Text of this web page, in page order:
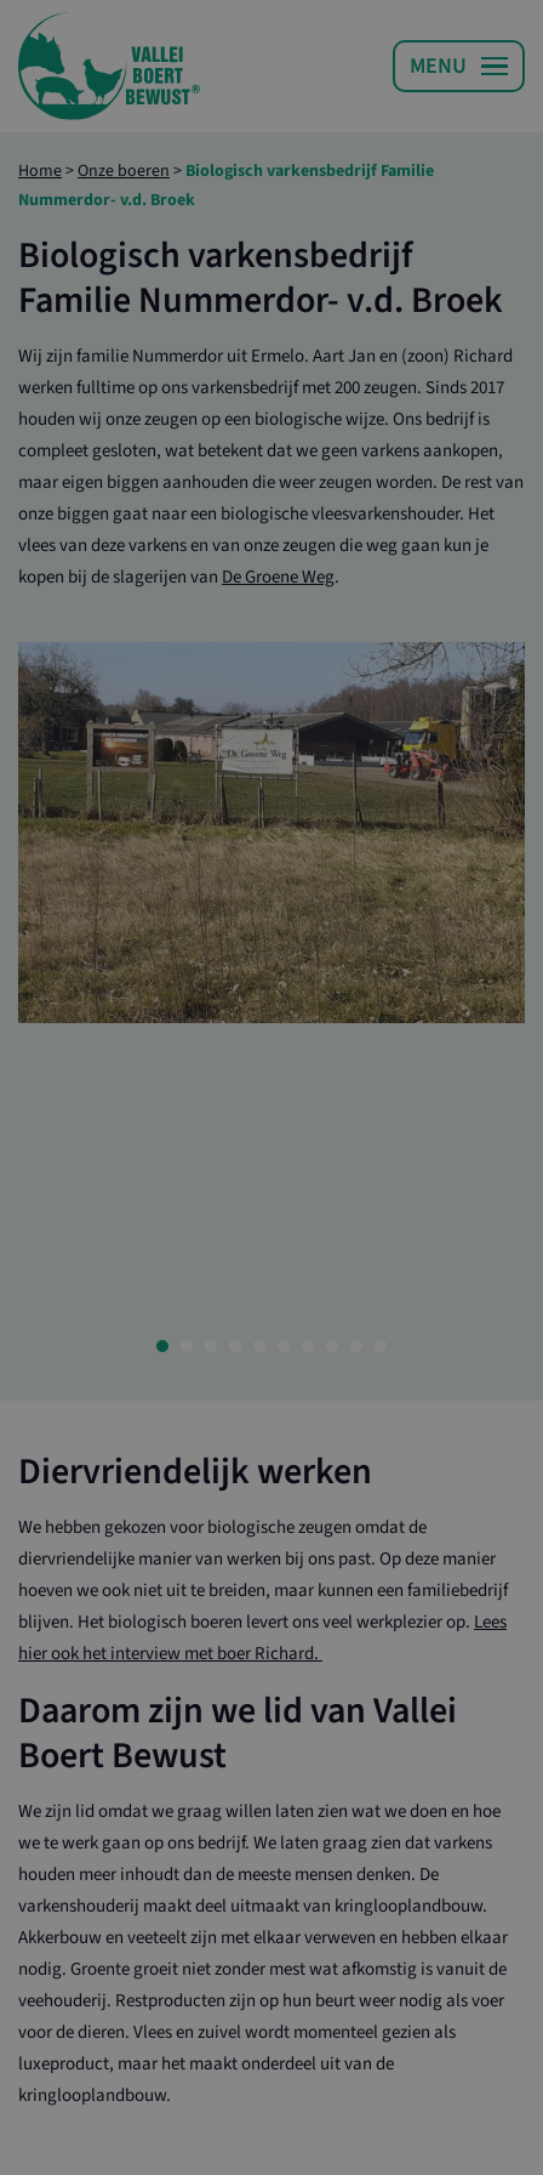
Home>Onze boeren> Biologisch varkensbedrijf Familie
Nummerdor- v.d. Broek
Biologisch varkensbedrijf
Familie Nummerdor- v.d. Broek
Wij zijn familie Nummerdor uit Ermelo. Aart Jan en (zoon) Richard
werken fulltime op ons varkensbedrijf met 200 zeugen. Sinds 2017
houden wij onze zeugen op een biologische wijze. Ons bedrijf is
compleet gesloten, wat betekent dat we geen varkens aankopen,
maar eigen biggen aanhouden die weer zeugen worden. De rest van
onze biggen gaat naar een biologische vleesvarkenshouder. Het
vlees van deze varkens en van onze zeugen die weg gaan kun je
kopen bij de slagerijen vanDe Groene Weg.
Diervriendelijk werken
We hebben gekozen voor biologische zeugen omdat de
diervriendelijke manier van werken bij ons past. Op deze manier
hoeven we ook niet uit te breiden, maar kunnen een familiebedrijf
blijven. Het biologisch boeren levert ons veel werkplezier op. Lees
hier ook het interview met boer Richard.
Daarom zijn we lid van Vallei
Boert Bewust
We zijn lid omdat we graag willen laten zien wat we doen en hoe
we te werk gaan op ons bedrijf. We laten graag zien dat varkens
houden meer inhoudt dan de meeste mensen denken. De
varkenshouderij maakt deel uitmaakt van kringlooplandbouw.
Akkerbouw en veeteelt zijn met elkaar verweven en hebben elkaar
nodig. Groente groeit niet zonder mest wat afkomstig is vanuit de
veehouderij. Restproducten zijn op hun beurt weer nodig als voer
voor de dieren. Vlees en zuivel wordt momenteel gezien als
luxeproduct, maar het maakt onderdeel uit van de
kringlooplandbouw.